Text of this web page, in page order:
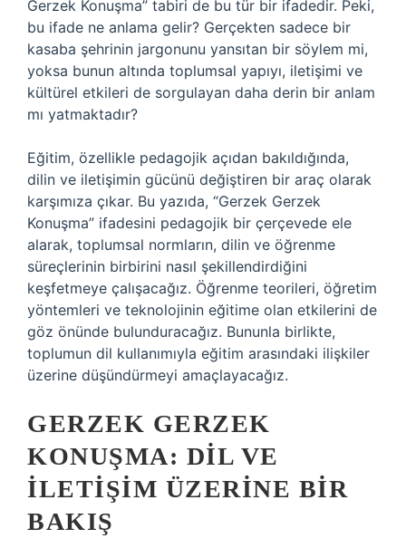
Gerzek Konuşma” tabiri de bu tür bir ifadedir. Peki,
bu ifade ne anlama gelir? Gerçekten sadece bir
kasaba şehrinin jargonunu yansıtan bir söylem mi,
yoksa bunun altında toplumsal yapıyı, iletişimi ve
kültürel etkileri de sorgulayan daha derin bir anlam
mı yatmaktadır?
Eğitim, özellikle pedagojik açıdan bakıldığında,
dilin ve iletişimin gücünü değiştiren bir araç olarak
karşımıza çıkar. Bu yazıda, “Gerzek Gerzek
Konuşma” ifadesini pedagojik bir çerçevede ele
alarak, toplumsal normların, dilin ve öğrenme
süreçlerinin birbirini nasıl şekillendirdiğini
keşfetmeye çalışacağız. Öğrenme teorileri, öğretim
yöntemleri ve teknolojinin eğitime olan etkilerini de
göz önünde bulunduracağız. Bununla birlikte,
toplumun dil kullanımıyla eğitim arasındaki ilişkiler
üzerine düşündürmeyi amaçlayacağız.
GERZEK GERZEK
KONUŞMA: DIL VE
İLETIŞIM ÜZERINE BIR
BAKIŞ